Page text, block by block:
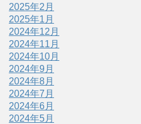
2025年2月
2025年1月
2024年12月
2024年11月
2024年10月
2024年9月
2024年8月
2024年7月
2024年6月
2024年5月